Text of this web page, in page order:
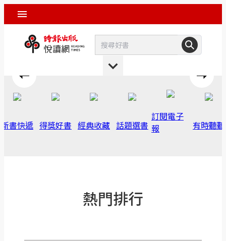
新書快遞 得獎好書 經典收藏 話題選書
訂閱電子
報
有時聽聽
熱門排行